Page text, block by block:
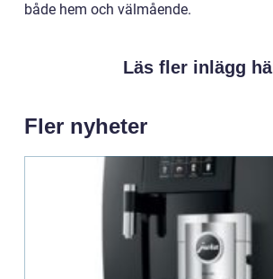
både hem och välmående.
Läs fler inlägg
Fler nyheter